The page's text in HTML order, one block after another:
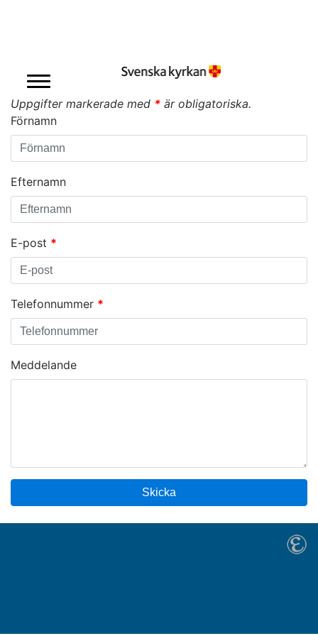
Intresseanmälan
Uppgifter markerade med * är obligatoriska.
Förnamn
Efternamn
E-post *
Telefonnummer *
Meddelande